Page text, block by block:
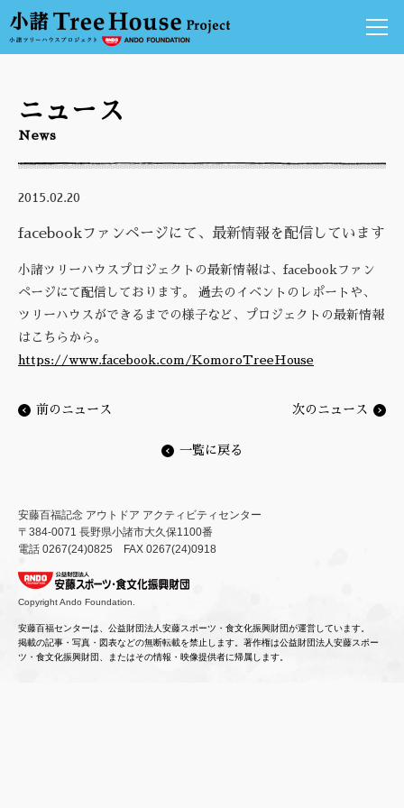
小諸ツリーハウスプロジェクトについて
ツリーハウスの紹介
安藤百福センター
ご来場のご案内
アクセス
ぜひよっとくんない
小諸情報
ニュース
News
2015.02.20
facebookファンページにて、最新情報を配信しています
小諸ツリーハウスプロジェクトの最新情報は、facebookファン
ページにて配信しております。 過去のイベントのレポートや、
ツリーハウスができるまでの様子など、プロジェクトの最新情報
はこちらから。
https://www.facebook.com/KomoroTreeHouse
安藤百福記念 アウトドア アクティビティセンター
〒384-0071 長野県小諸市大久保1100番
電話 0267(24)0825 FAX 0267(24)0918
安藤百福センターは、公益財団法人安藤スポーツ・食文化振興財団が運営しています。
掲載の記事・写真・図表などの無断転載を禁止します。著作権は公益財団法人安藤スポー
ツ・食文化振興財団、またはその情報・映像提供者に帰属します。